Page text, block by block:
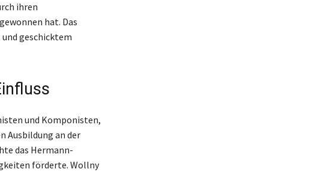
ihren
hat. Das
geschicktem
und Komponisten,
Ausbildung an der
das Hermann-
förderte. Wollny